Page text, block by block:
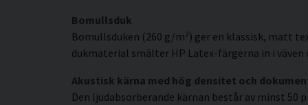
Bomullsduk
Bomullsduken (260 g/m²) ger en klassisk, matt
dukmaterial smälter HP Latex-färgerna in i
Akustisk kärna med hög densitet och
Den ljudabsorberande kärnan består av minst